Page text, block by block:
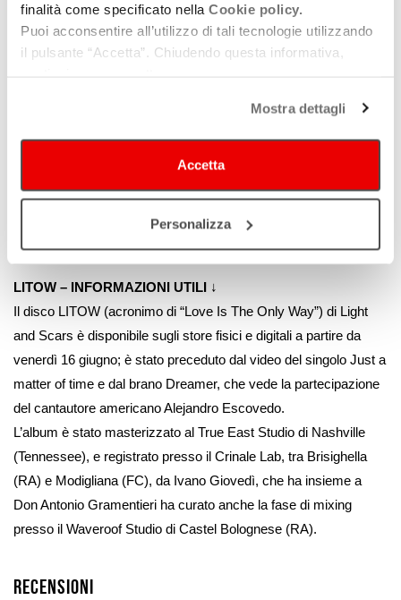
finalità come specificato nella Cookie policy.
Puoi acconsentire all’utilizzo di tali tecnologie utilizzando
il pulsante “Accetta”. Chiudendo questa informativa,
Mostra dettagli
Accetta
Personalizza
messo in moto delle buonissime energie. Il disco è davvero
molto bello»
Don Antonio, alter ego del musicista Antonio Gramentieri,
tra i fondatori e responsabili dello studio di registrazione Crinale
Inevitabilmente, gli ultimi tre anni sono precipitati pesantemente
epocale e che hanno dolorosamente aperto un solco»
Light and Scars, autore dell’albumLITOW
Way”)
LITOW – INFORMAZIONI UTILI ↓
Il disco LITOW (acronimo di “Love Is The Only Way”) di Light
and Scars è disponibile sugli store fisici e digitali a partire da
venerdì 16 giugno; è stato preceduto dal video del singolo Just a
matter of time e dal brano Dreamer, che vede la partecipazione
del cantautore americano Alejandro Escovedo.
L’album è stato masterizzato al True East Studio di Nashville
(Tennessee), e registrato presso il Crinale Lab, tra Brisighella
(RA) e Modigliana (FC), da Ivano Giovedì, che ha insieme a
Don Antonio Gramentieri ha curato anche la fase di mixing
presso il Waveroof Studio di Castel Bolognese (RA).
Recensioni